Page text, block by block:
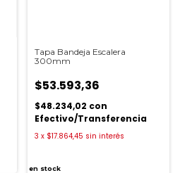
Tapa Bandeja Escalera
300mm
$53.593,36
$48.234,02 con
Efectivo/Transferencia
3 x $17.864,45 sin interés
en stock